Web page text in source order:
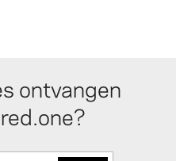
ontvangen